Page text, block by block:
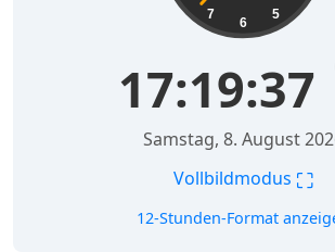
5
6
7
17:19:38
Samstag, 8. August
Vollbildmodus ⛶
12-Stunden-Format